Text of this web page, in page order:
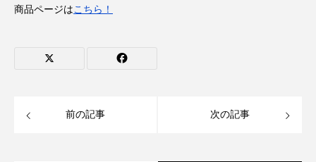
商品ページはこちら！
前の記事 次の記事